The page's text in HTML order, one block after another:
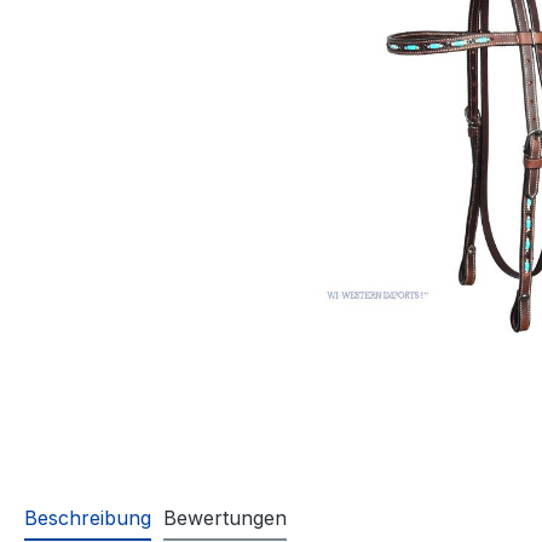
Beschreibung Bewertungen